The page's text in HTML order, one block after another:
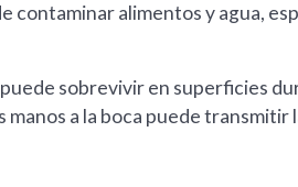
contaminar alimentos y agua,
sobrevivir en superficies
a la boca puede transmitir